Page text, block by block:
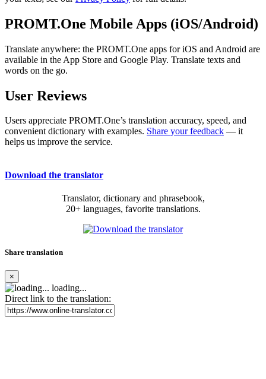
PROMT.One Mobile Apps (iOS/Android)
Translate anywhere: the PROMT.One apps for iOS and Android are
available in the App Store and Google Play. Translate texts and
words on the go.
User Reviews
Users appreciate PROMT.One’s translation accuracy, speed, and
convenient dictionary with examples. Share your feedback — it
helps us improve the service.
Download the translator
Translator, dictionary and phrasebook,
20+ languages, favorite translations.
Share translation
×
loading...
Direct link to the translation: